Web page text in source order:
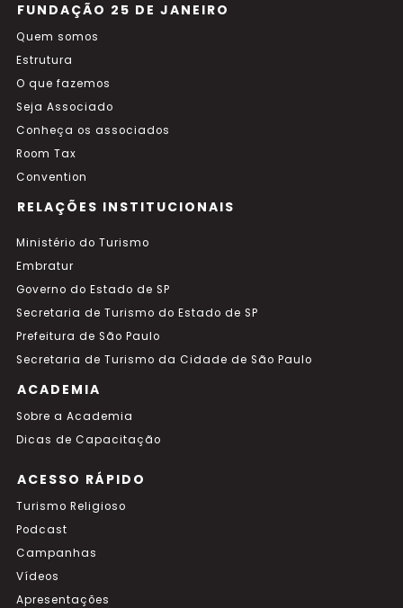
FUNDAÇÃO 25 DE JANEIRO
Quem somos
Estrutura
O que fazemos
Seja Associado
Conheça os associados
Room Tax
Convention
RELAÇÕES INSTITUCIONAIS
Ministério do Turismo
Embratur
Governo do Estado de SP
Secretaria de Turismo do Estado de SP
Prefeitura de São Paulo
Secretaria de Turismo da Cidade de São Paulo
ACADEMIA
Sobre a Academia
Dicas de Capacitação
ACESSO RÁPIDO
Turismo Religioso
Podcast
Campanhas
Vídeos
Apresentações